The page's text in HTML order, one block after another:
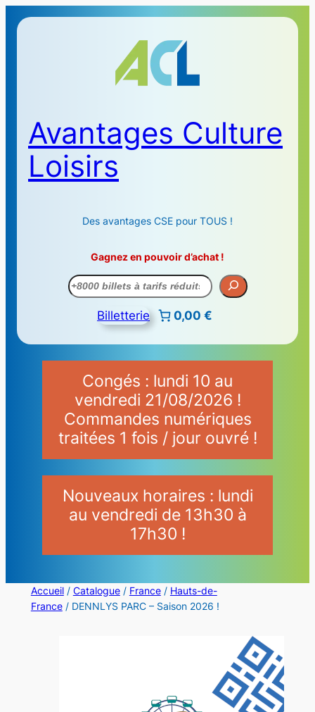
Avantages Culture
Loisirs
Des avantages CSE pour TOUS !
Gagnez en pouvoir d’achat !
Recherche
Billetterie 0,00 €
Congés : lundi 10 au
vendredi 21/08/2026 !
Commandes numériques
traitées 1 fois / jour ouvré !
Nouveaux horaires : lundi
au vendredi de 13h30 à
17h30 !
Accueil/ Catalogue/ France/ Hauts-de-
France/ DENNLYS PARC – Saison 2026 !